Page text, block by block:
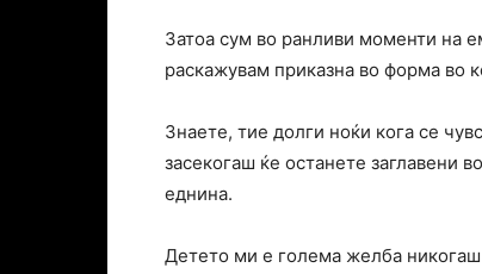
Затоа сум во ранливи моменти на
раскажувам приказна во форма во
Знаете, тие долги ноќи кога се
засекогаш ќе останете заглавени
еднина.
Детето ми е голема желба никогаш